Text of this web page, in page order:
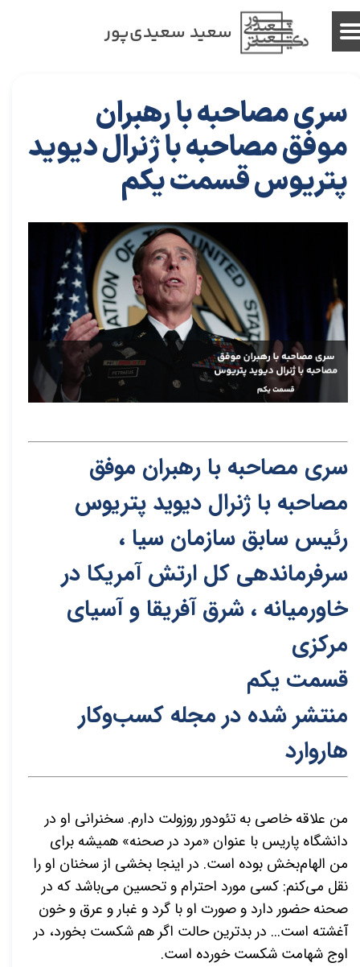
سعید سعیدی‌پور
سری مصاحبه با رهبران
موفق مصاحبه با ژنرال دیوید
پتریوس قسمت یکم
سری مصاحبه با رهبران موفق
مصاحبه با ژنرال دیوید پتریوس
رئیس‌ سابق سازمان سیا ،
سرفرماندهی کل ارتش آمریکا در
خاورمیانه ، شرق آفریقا و آسیای
مرکزی
قسمت یکم
منتشر شده در مجله کسب‌و‌کار
هاروارد
من علاقه خاصی به تئودور روزولت دارم. سخنرانی او در
دانشگاه پاریس با عنوان «مرد در صحنه» همیشه برای
من الهام‌بخش بوده است. در اینجا بخشی از سخنان او را
نقل می‌کنم: کسی مورد احترام و تحسین می‌باشد که در
صحنه حضور دارد و صورت او با گرد و غبار و عرق و خون
آغشته است... در بدترین حالت اگر هم شکست بخورد، در
اوج شهامت شکست خورده است.